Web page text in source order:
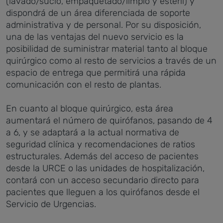
dispondrá de un área diferenciada de soporte
administrativa y de personal. Por su disposición,
una de las ventajas del nuevo servicio es la
posibilidad de suministrar material tanto al bloque
quirúrgico como al resto de servicios a través de un
espacio de entrega que permitirá una rápida
comunicación con el resto de plantas.
En cuanto al bloque quirúrgico, esta área
aumentará el número de quirófanos, pasando de 4
a 6, y se adaptará a la actual normativa de
seguridad clínica y recomendaciones de ratios
estructurales. Además del acceso de pacientes
desde la URCE o las unidades de hospitalización,
contará con un acceso secundario directo para
pacientes que lleguen a los quirófanos desde el
Servicio de Urgencias.